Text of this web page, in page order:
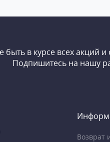
быть в курсе всех акций и
Подпишитесь на нашу
Возврат